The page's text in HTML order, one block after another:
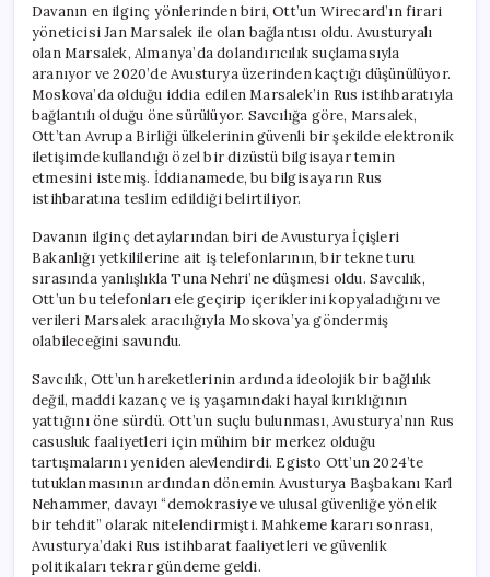
Davanın en ilginç yönlerinden biri, Ott’un Wirecard’ın firari
yöneticisi Jan Marsalek ile olan bağlantısı oldu. Avusturyalı
olan Marsalek, Almanya’da dolandırıcılık suçlamasıyla
aranıyor ve 2020’de Avusturya üzerinden kaçtığı düşünülüyor.
Moskova’da olduğu iddia edilen Marsalek’in Rus istihbaratıyla
bağlantılı olduğu öne sürülüyor. Savcılığa göre, Marsalek,
Ott’tan Avrupa Birliği ülkelerinin güvenli bir şekilde elektronik
iletişimde kullandığı özel bir dizüstü bilgisayar temin
etmesini istemiş. İddianamede, bu bilgisayarın Rus
istihbaratına teslim edildiği belirtiliyor.
Davanın ilginç detaylarından biri de Avusturya İçişleri
Bakanlığı yetkililerine ait iş telefonlarının, bir tekne turu
sırasında yanlışlıkla Tuna Nehri’ne düşmesi oldu. Savcılık,
Ott’un bu telefonları ele geçirip içeriklerini kopyaladığını ve
verileri Marsalek aracılığıyla Moskova’ya göndermiş
olabileceğini savundu.
Savcılık, Ott’un hareketlerinin ardında ideolojik bir bağlılık
değil, maddi kazanç ve iş yaşamındaki hayal kırıklığının
yattığını öne sürdü. Ott’un suçlu bulunması, Avusturya’nın Rus
casusluk faaliyetleri için mühim bir merkez olduğu
tartışmalarını yeniden alevlendirdi. Egisto Ott’un 2024’te
tutuklanmasının ardından dönemin Avusturya Başbakanı Karl
Nehammer, davayı “demokrasiye ve ulusal güvenliğe yönelik
bir tehdit” olarak nitelendirmişti. Mahkeme kararı sonrası,
Avusturya’daki Rus istihbarat faaliyetleri ve güvenlik
politikaları tekrar gündeme geldi.